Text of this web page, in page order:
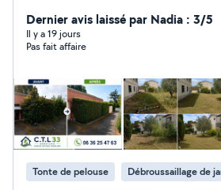
meuble ; plomberie etc.... Nous
simplifier la vie avec des services
adaptés à vos besoins. Travail soigné et professionnel
compétitifs Zone d'intervention :
Dernier avis laissé par Nadia : 3/5
Il y a 19 jours
Pas fait affaire
Tonte de pelouse Débroussaillage de